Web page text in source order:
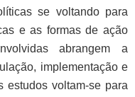
se voltando para
e as formas de ação
abrangem a
implementação e
estudos voltam-se para